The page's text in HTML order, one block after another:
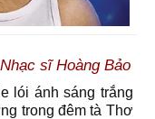
Nhạc sĩ Hoàng Bảo
lói ánh sáng trắng
trong đêm tà Thơ